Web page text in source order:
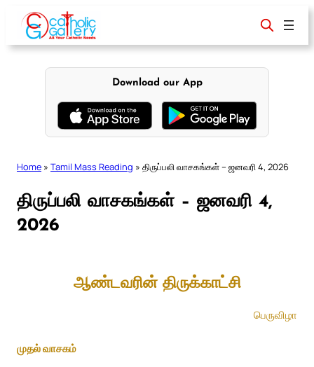
content
Download our App
Home » Tamil Mass Reading » திருப்பலி வாசகங்கள் – ஜனவரி 4, 2026
திருப்பலி வாசகங்கள் – ஜனவரி 4,
2026
ஆண்டவரின் திருக்காட்சி
பெருவிழா
முதல் வாசகம்